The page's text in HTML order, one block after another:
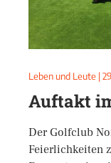
Leben und Leute |
Auftakt
Der Golfclub
Feierlichkeiten